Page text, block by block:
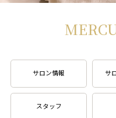
サロン情報 サ
スタッフ